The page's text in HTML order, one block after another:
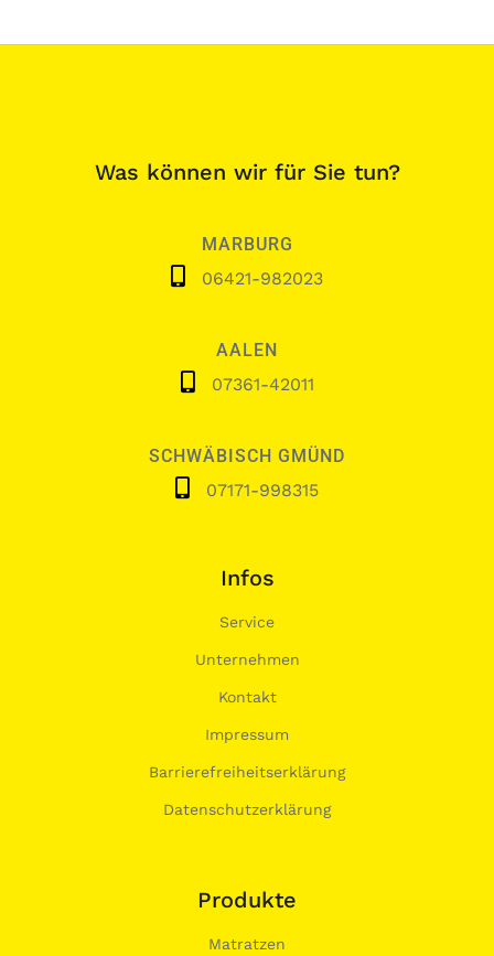
Was können wir für Sie tun?
MARBURG
06421-982023
AALEN
07361-42011
SCHWÄBISCH GMÜND
07171-998315
Infos
Service
Unternehmen
Kontakt
Impressum
Barrierefreiheitserklärung
Datenschutzerklärung
Produkte
Matratzen